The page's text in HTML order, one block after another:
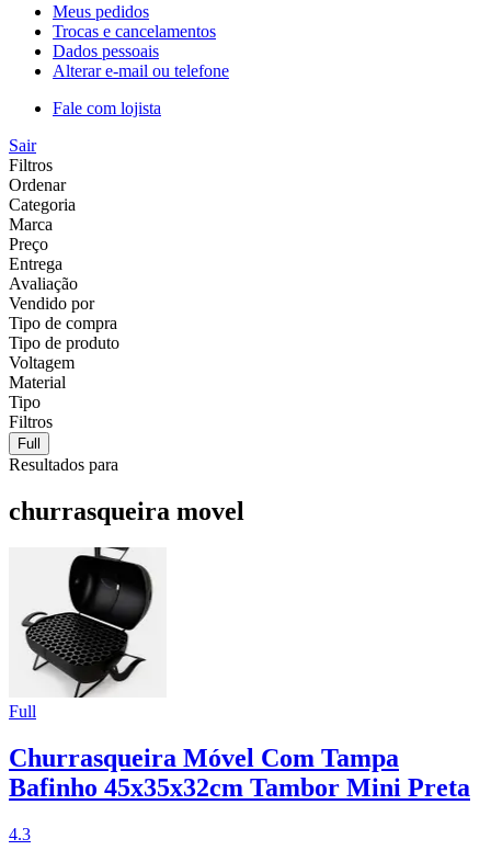
Meus pedidos
Trocas e cancelamentos
Dados pessoais
Alterar e-mail ou telefone
Fale com lojista
Sair
Filtros
Ordenar
Categoria
Marca
Preço
Entrega
Avaliação
Vendido por
Tipo de compra
Tipo de produto
Voltagem
Material
Tipo
Filtros
Full
Resultados para
churrasqueira movel
Full
Churrasqueira Móvel Com Tampa
Bafinho 45x35x32cm Tambor Mini Preta
4.3